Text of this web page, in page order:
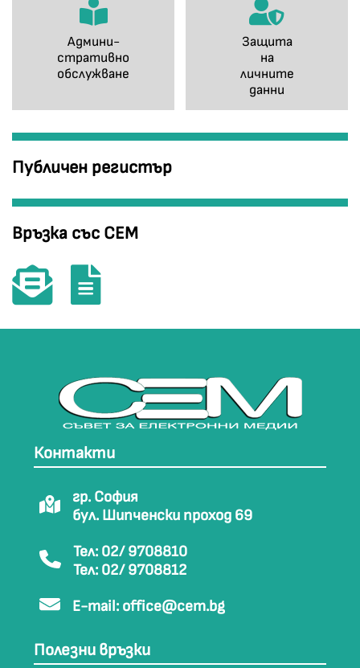
Админи-
стративно
обслужване
Защита
на
личните
данни
Публичен регистър
Връзка със СЕМ
Контакти
гр. София
бул. Шипченски проход 69
Тел: 02/ 9708810
Тел: 02/ 9708812
E-mail: office@cem.bg
Полезни връзки